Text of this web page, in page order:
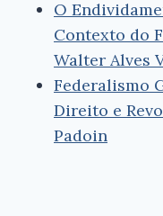
O
Contexto do
Walter Alves
Federalismo
Direito e
Padoin